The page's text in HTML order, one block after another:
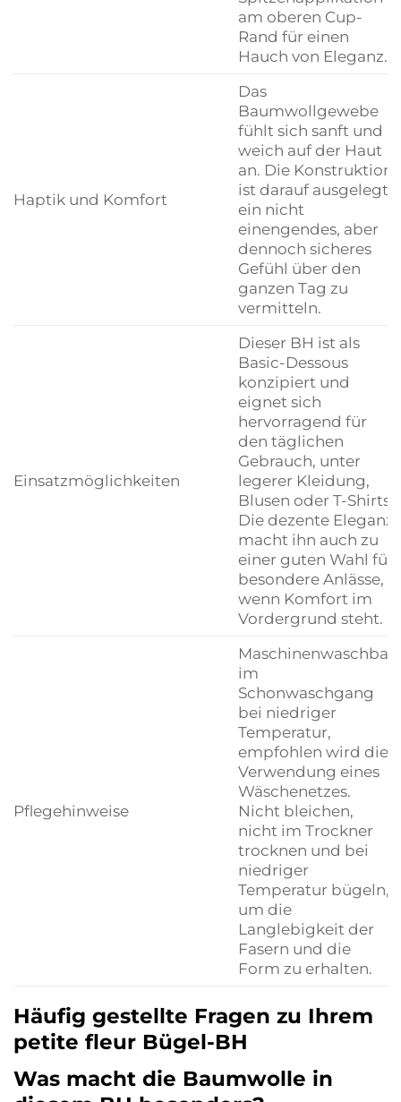
am oberen Cup-
Rand für einen
Hauch von Eleganz.
Haptik und Komfort
Das
Baumwollgewebe
fühlt sich sanft und
weich auf der Haut
an. Die Konstruktion
ist darauf ausgelegt,
ein nicht
einengendes, aber
dennoch sicheres
Gefühl über den
ganzen Tag zu
vermitteln.
Einsatzmöglichkeiten
Dieser BH ist als
Basic-Dessous
konzipiert und
eignet sich
hervorragend für
den täglichen
Gebrauch, unter
legerer Kleidung,
Blusen oder T-Shirts.
Die dezente Eleganz
macht ihn auch zu
einer guten Wahl für
besondere Anlässe,
wenn Komfort im
Vordergrund steht.
Pflegehinweise
Maschinenwaschbar
im
Schonwaschgang
bei niedriger
Temperatur,
empfohlen wird die
Verwendung eines
Wäschenetzes.
Nicht bleichen,
nicht im Trockner
trocknen und bei
niedriger
Temperatur bügeln,
um die
Langlebigkeit der
Fasern und die
Form zu erhalten.
Häufig gestellte Fragen zu Ihrem
petite fleur Bügel-BH
Was macht die Baumwolle in